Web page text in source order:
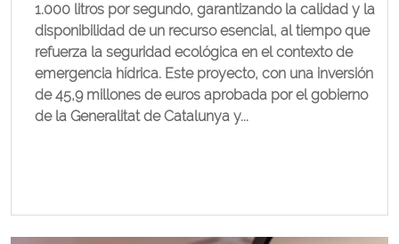
1.000 litros por segundo, garantizando la calidad y la
disponibilidad de un recurso esencial, al tiempo que
refuerza la seguridad ecológica en el contexto de
emergencia hídrica. Este proyecto, con una inversión
de 45,9 millones de euros aprobada por el gobierno
de la Generalitat de Catalunya y...